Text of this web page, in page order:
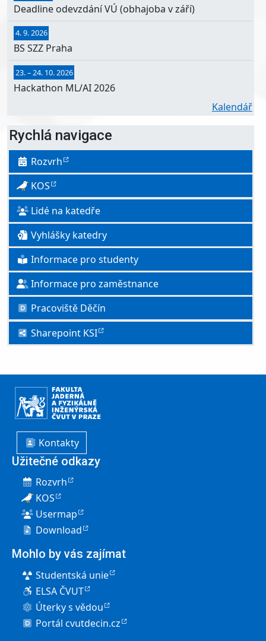
Deadline odevzdání VÚ (obhajoba v září)
BS SZZ Praha
4. 9. 2026
Hackathon ML/AI 2026
23.–24. 10. 2026
Kalendář
Rychlá navigace
Rozvrh
KOS
Lidé na katedře
Vyhlášky katedry
Informace pro studenty
Informace pro zaměstnance
Pracoviště Děčín
Sharepoint KSI
Kontakty
Užitečné odkazy
Rozvrh
KOS
Usermap
Download
Mohlo by vás zajímat
Studentská unie
ELSA ČVUT
Úterky s vědou
Portál cvutdecin.cz